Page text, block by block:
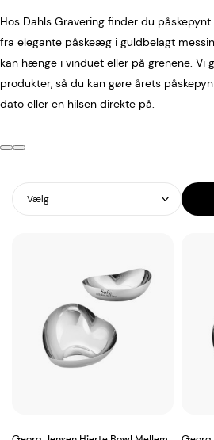
Hos Dahls Gravering finder du
fra elegante påskeæg i guldbelagt
kan hænge i vinduet eller på grenene. Vi
produkter, så du kan gøre årets
dato eller en hilsen direkte på.
Vælg